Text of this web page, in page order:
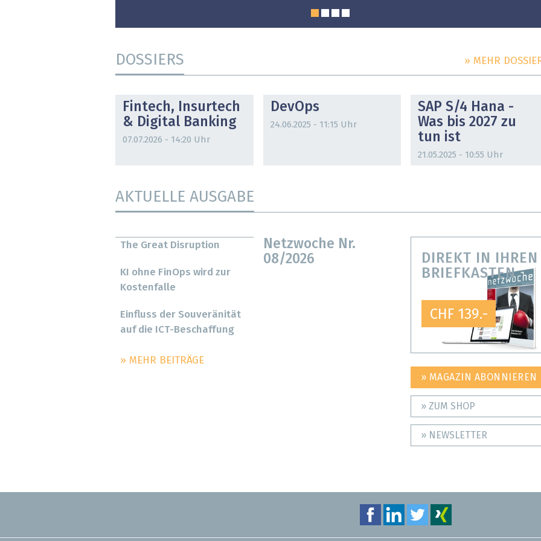
DOSSIERS » MEHR
Fintech, Insurtech
& Digital Banking
07.07.2026 - 14:20 Uhr
DevOps
24.06.2025 - 11:15 Uhr
SAP S/4 Hana -
Was bis 2027 zu
tun ist
21.05.2025 - 10:55 Uhr
AKTUELLE AUSGABE
Netzwoche Nr.
08/2026
The Great Disruption
KI ohne FinOps wird zur
Kostenfalle
Einfluss der Souveränität
auf die ICT-Beschaffung
» MEHR BEITRÄGE
DIREKT IN IHREN
BRIEFKASTEN
CHF 139.-
» MAGAZIN ABONNIEREN
» ZUM SHOP
» NEWSLETTER